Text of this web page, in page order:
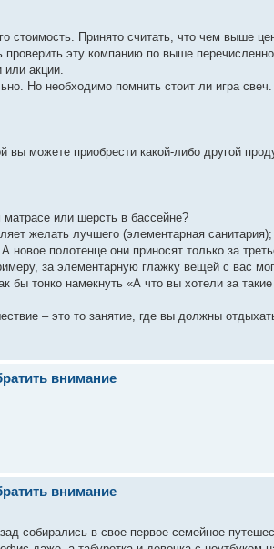
Принято считать, что чем выше
эту компанию по выше
акции.
Но необходимо помнить стоит ли игра свеч.
вы можете приобрести какой-либо другой
или шерсть в бассейне?
желать лучшего (элементарная санитария);
полотенце они приносят только за
за элементарную глажку вещей с вас
тонко намекнуть «А что вы хотели за такие
– это то занятие, где вы должны
внимание
внимание
собирались в свое первое семейное